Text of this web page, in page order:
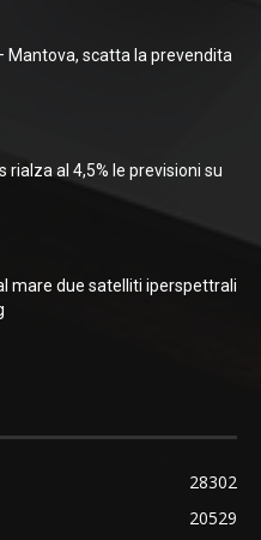
Mantova, scatta la prevendita
rialza al 4,5% le previsioni su
mare due satelliti iperspettrali
28302
20529